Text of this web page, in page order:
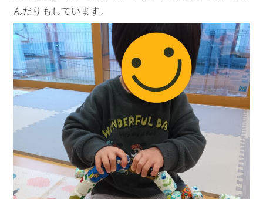
んだりもしています。